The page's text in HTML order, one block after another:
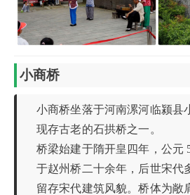
小商桥
小商桥坐落于河南漯河临颍县
现存古老的石拱桥之一。
桥梁始建于隋开皇四年，公元
于赵州桥二十余年，后世宋代
留存宋代建筑风貌。桥体为敞